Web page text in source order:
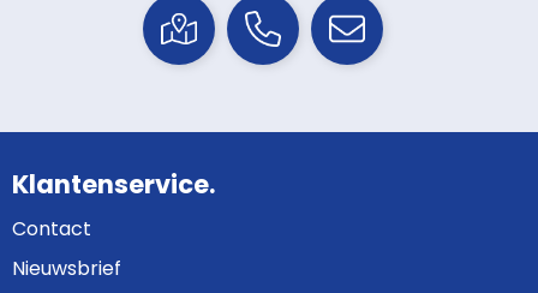
Klantenservice.
Contact
Nieuwsbrief